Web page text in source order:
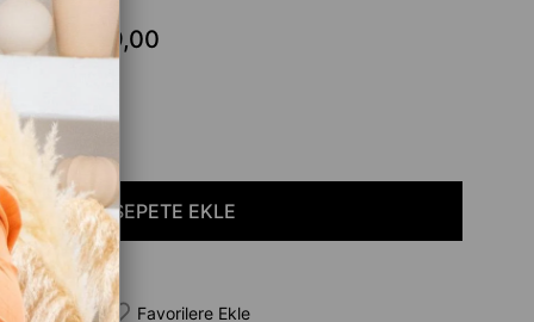
₺99,00
Favorilere Ekle